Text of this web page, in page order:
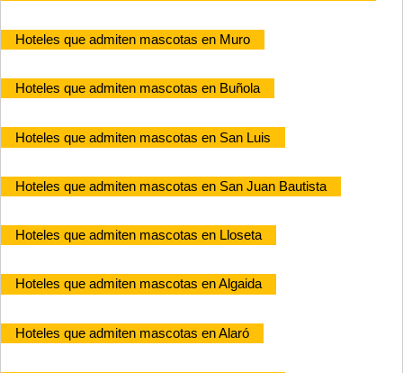
Hoteles que admiten mascotas en Muro
Hoteles que admiten mascotas en Buñola
Hoteles que admiten mascotas en San Luis
Hoteles que admiten mascotas en San Juan Bautista
Hoteles que admiten mascotas en Lloseta
Hoteles que admiten mascotas en Algaida
Hoteles que admiten mascotas en Alaró